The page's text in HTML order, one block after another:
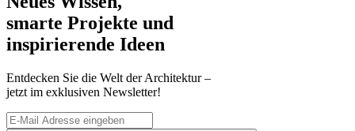
smarte Projekte und
inspirierende Ideen
Entdecken Sie die Welt der Architektur –
jetzt im exklusiven Newsletter!